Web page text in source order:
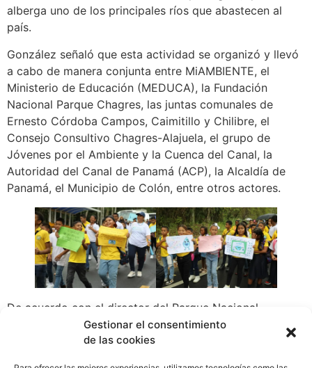
Gestionar el consentimiento
de las cookies
alberga uno de los principales ríos que abastecen al
país.
González señaló que esta actividad se organizó y llevó
a cabo de manera conjunta entre MiAMBIENTE, el
Ministerio de Educación (MEDUCA), la Fundación
Nacional Parque Chagres, las juntas comunales de
Ernesto Córdoba Campos, Caimitillo y Chilibre, el
Consejo Consultivo Chagres-Alajuela, el grupo de
Jóvenes por el Ambiente y la Cuenca del Canal, la
Autoridad del Canal de Panamá (ACP), la Alcaldía de
Panamá, el Municipio de Colón, entre otros actores.
De acuerdo con el director del Parque Nacional
Chagres, este tipo de encuentros organizados con
niños y la comunidad permite hacer un llamado a la